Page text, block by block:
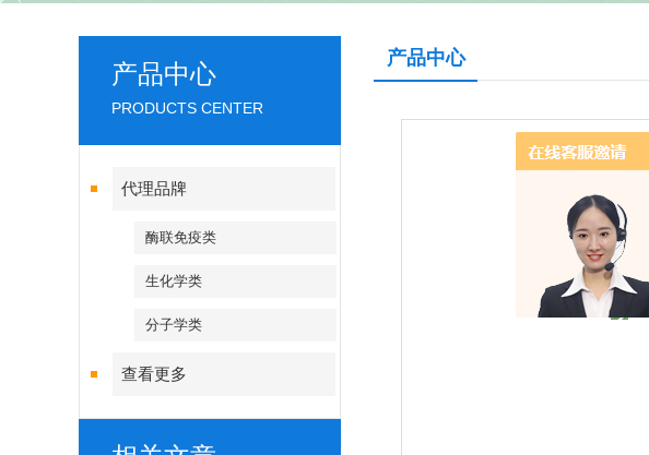
产品中心
PRODUCTS CENTER
代理品牌
酶联免疫类
生化学类
分子学类
查看更多
产品中心